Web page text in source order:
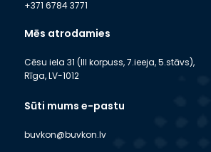
+371 6784 3771
Mēs atrodamies
Cēsu iela 31 (III korpuss, 7.ieeja, 5.stāvs),
Rīga, LV-1012
Sūti mums e-pastu
buvkon@buvkon.lv